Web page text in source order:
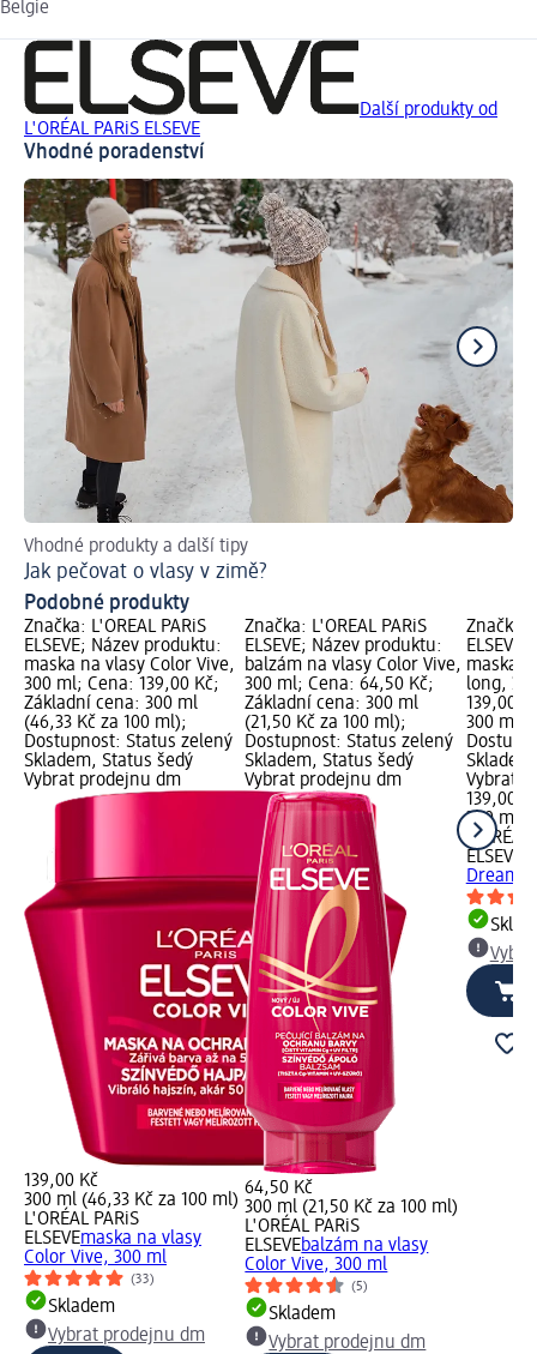
Belgie
Další produkty od
L'ORÉAL PARiS ELSEVE
Vhodné poradenství
Vhodné produkty a další tipy
Jak pečovat o vlasy v zimě?
Podobné produkty
Značka: L'ORÉAL PARiS
ELSEVE; Název produktu:
maska na vlasy Color Vive,
300 ml; Cena: 139,00 Kč;
Základní cena: 300 ml
(46,33 Kč za 100 ml);
Dostupnost: Status zelený
Skladem, Status šedý
Vybrat prodejnu dm
139,00 Kč
300 ml (46,33 Kč za 100 ml)
L'ORÉAL PARiS
ELSEVEmaska na vlasy
Color Vive, 300 ml
(33)
Skladem
Vybrat prodejnu dm
Značka: L'ORÉAL PARiS
ELSEVE; Název produktu:
balzám na vlasy Color Vive,
300 ml; Cena: 64,50 Kč;
Základní cena: 300 ml
(21,50 Kč za 100 ml);
Dostupnost: Status zelený
Skladem, Status šedý
Vybrat prodejnu dm
64,50 Kč
300 ml (21,50 Kč za 100 ml)
L'ORÉAL PARiS
ELSEVEbalzám na vlasy
Color Vive, 300 ml
(5)
Skladem
Vybrat prodejnu dm
Značka:
maska
long,
139,00
300 ml
Vybrat
139,00
300 ml
ELSEVE
Dream